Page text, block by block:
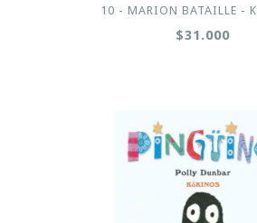
10 - MARION BATAILLE -
$31.000